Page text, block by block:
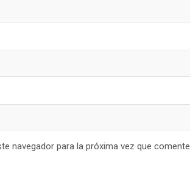
navegador para la próxima vez que comente.